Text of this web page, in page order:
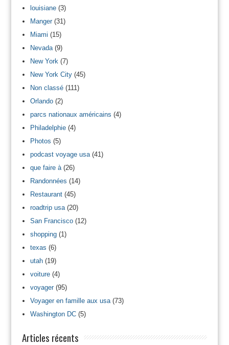
louisiane(3)
Manger(31)
Miami (15)
Nevada(9)
New York (7)
New York City(45)
Non classé(111)
Orlando(2)
parcs nationaux américains (4)
Philadelphie(4)
Photos (5)
podcast voyage usa(41)
que faire à(26)
Randonnées (14)
Restaurant(45)
roadtrip usa(20)
San Francisco(12)
shopping(1)
texas (6)
utah(19)
voiture(4)
voyager(95)
Voyager en famille aux usa(73)
Washington DC(5)
Articles récents